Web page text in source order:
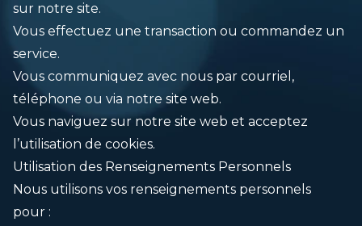
sur notre site.
Vous effectuez une transaction ou commandez un
service.
Vous communiquez avec nous par courriel,
téléphone ou via notre site web.
Vous naviguez sur notre site web et acceptez
l’utilisation de cookies.
Utilisation des Renseignements Personnels
Nous utilisons vos renseignements personnels
pour :